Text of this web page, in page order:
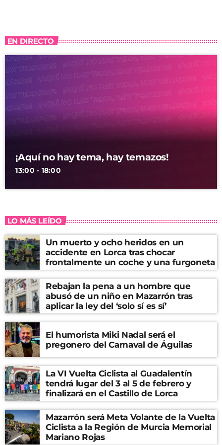
EN DIRECTO
¡Aquí no hay tema, hay temazos!
13:00 - 18:00
LO MÁS LEÍDO
Un muerto y ocho heridos en un
accidente en Lorca tras chocar
frontalmente un coche y una furgoneta
Rebajan la pena a un hombre que
abusó de un niño en Mazarrón tras
aplicar la ley del ‘solo sí es sí’
El humorista Miki Nadal será el
pregonero del Carnaval de Águilas
La VI Vuelta Ciclista al Guadalentín
tendrá lugar del 3 al 5 de febrero y
finalizará en el Castillo de Lorca
Mazarrón será Meta Volante de la Vuelta
Ciclista a la Región de Murcia Memorial
Mariano Rojas